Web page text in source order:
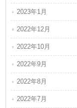
2023年1月
2022年12月
2022年10月
2022年9月
2022年8月
2022年7月